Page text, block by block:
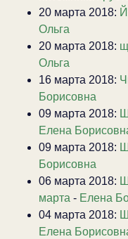
20 марта 2018:
Ольга
20 марта 2018:
Ольга
16 марта 2018:
Борисовна
09 марта 2018:
Елена
09 марта 2018:
Борисовна
06 марта 2018:
марта - Елена
04 марта 2018:
Елена